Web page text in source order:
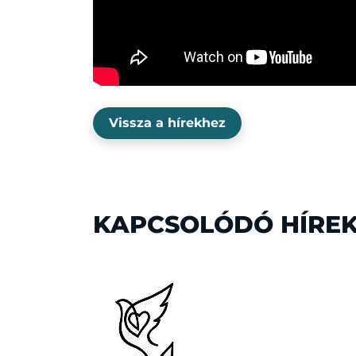
Vissza a hírekhez
KAPCSOLÓDÓ